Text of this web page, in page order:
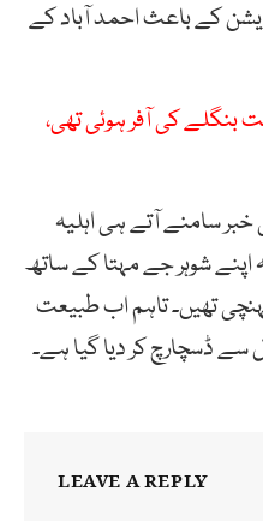
کے باعث احمد آباد کے
کی آفر ہوئی تھی،
سامنے آتے ہی اہلیہ
اپنے شوہر جے مہتا کے ساتھ
تھیں۔ تاہم اب طبیعت
سے ڈسچارچ کر دیا گیا ہے۔
LEAVE A REPLY